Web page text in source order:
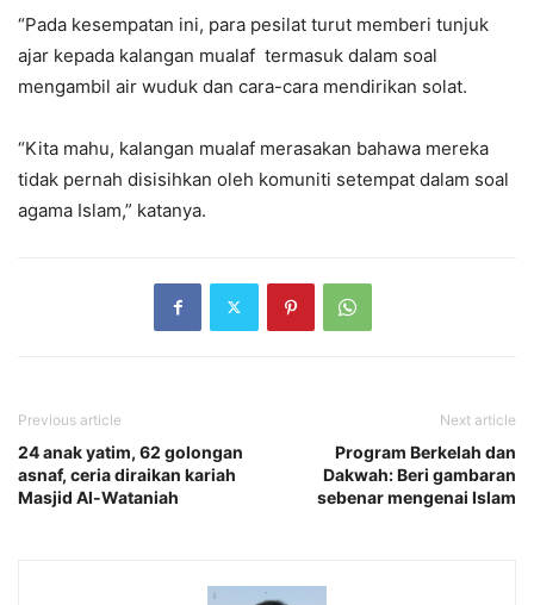
“Pada kesempatan ini, para pesilat turut memberi tunjuk
ajar kepada kalangan mualaf termasuk dalam soal
mengambil air wuduk dan cara-cara mendirikan solat.
“Kita mahu, kalangan mualaf merasakan bahawa mereka
tidak pernah disisihkan oleh komuniti setempat dalam soal
agama Islam,” katanya.
Previous article
24 anak yatim, 62 golongan
asnaf, ceria diraikan kariah
Masjid Al-Wataniah
Next article
Program Berkelah dan
Dakwah: Beri gambaran
sebenar mengenai Islam